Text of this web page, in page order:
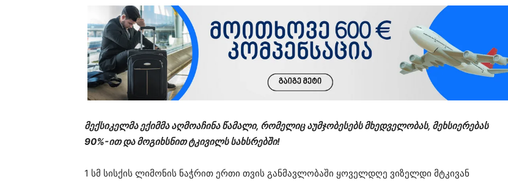
მექსიკელმა ექიმმა აღმოაჩინა წამალი, რომელიც აუმჯობესებს მხედველობას, მეხსიერებას
90%-ით და მოგიხსნით ტკივილს სახსრებში!
1 სმ სისქის ლიმონის ნაჭრით ერთი თვის განმავლობაში ყოველდღე ვიზელდი მტკივან